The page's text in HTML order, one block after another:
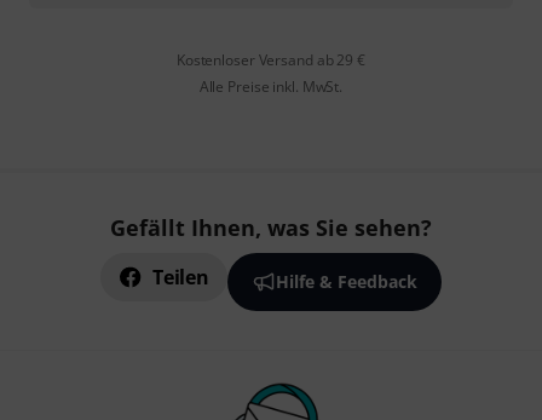
Kostenloser Versand ab 29 €
Alle Preise inkl. MwSt.
Gefällt Ihnen, was Sie sehen?
Teilen Hilfe & Feedback